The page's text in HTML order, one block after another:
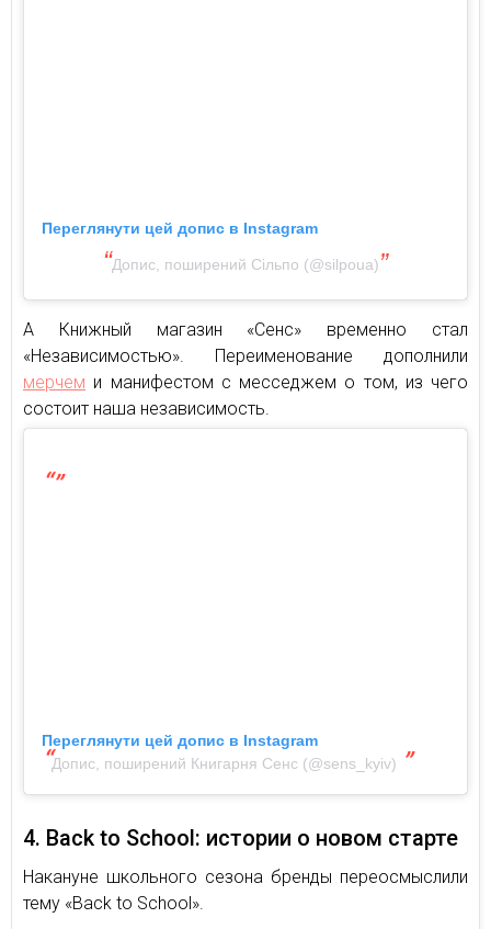
Переглянути цей допис в Instagram
Допис, поширений Сільпо (@silpoua)
А Книжный магазин «Сенс» временно стал
«Независимостью». Переименование дополнили
мерчем и манифестом с месседжем о том, из чего
состоит наша независимость.
Переглянути цей допис в Instagram
Допис, поширений Книгарня Сенс (@sens_kyiv)
4. Back to School: истории о новом старте
Накануне школьного сезона бренды переосмыслили
тему «Back to School».